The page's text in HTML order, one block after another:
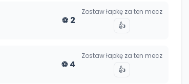
⚽ 2
Zostaw łapkę za ten mecz
👍
⚽ 4
Zostaw łapkę za ten mecz
👍